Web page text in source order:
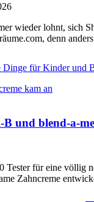
lohnt, sich
denn
Dinge für Kinder und
und blend-a-
für eine völlig
Zahncreme